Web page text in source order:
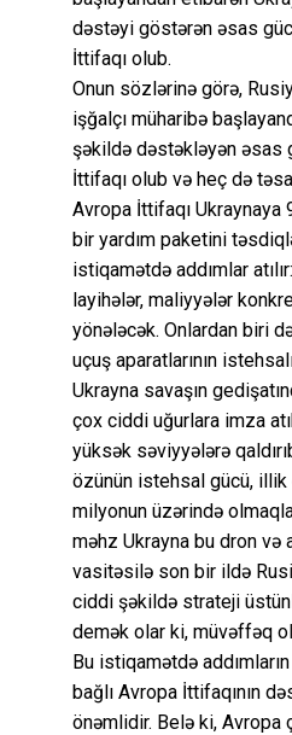
dəstəyi göstərən əsas
İttifaqı olub.
Onun sözlərinə görə,
işğalçı müharibə
şəkildə dəstəkləyən əsas
İttifaqı olub və heç də
Avropa İttifaqı Ukraynaya
bir yardım paketini
istiqamətdə addımlar
layihələr, maliyyələr
yönələcək. Onlardan biri
uçuş aparatlarının
Ukrayna savaşın
çox ciddi uğurlara imza
yüksək səviyyələrə
özünün istehsal gücü,
milyonun üzərində
məhz Ukrayna bu dron
vasitəsilə son bir ildə
ciddi şəkildə strateji
demək olar ki, müvəffəq
Bu istiqamətdə
bağlı Avropa İttifaqının
önəmlidir. Belə ki, Avropa